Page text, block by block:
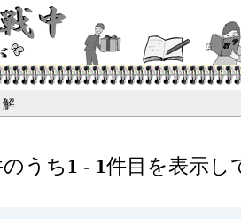
うち1 - 1件目を表示し